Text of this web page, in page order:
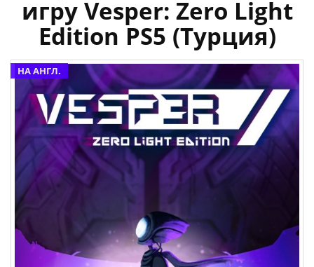
игру Vesper: Zero Light
Edition PS5 (Турция)
НА АНГЛ.